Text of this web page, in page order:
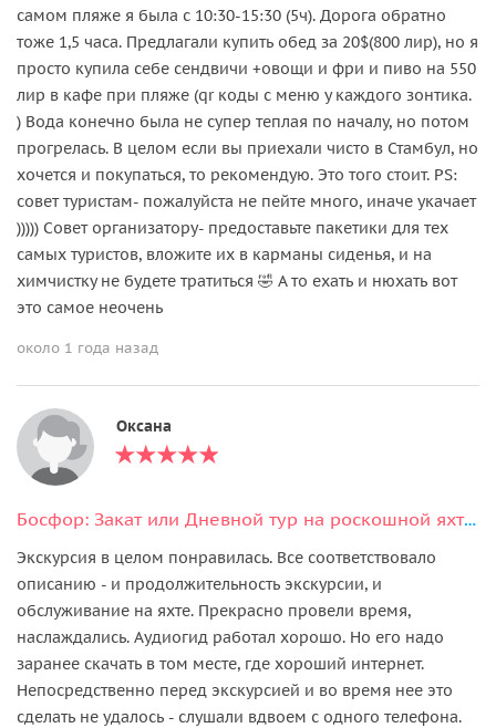
самом пляже я была с 10:30-15:30 (5ч). Дорога обратно
тоже 1,5 часа. Предлагали купить обед за 20$(800 лир), но я
просто купила себе сендвичи +овощи и фри и пиво на 550
лир в кафе при пляже (qr коды с меню у каждого зонтика.
) Вода конечно была не супер теплая по началу, но потом
прогрелась. В целом если вы приехали чисто в Стамбул, но
хочется и покупаться, то рекомендую. Это того стоит. PS:
совет туристам- пожалуйста не пейте много, иначе укачает
))))) Совет организатору- предоставьте пакетики для тех
самых туристов, вложите их в карманы сиденья, и на
химчистку не будете тратиться 🤣 А то ехать и нюхать вот
это самое неочень
около 1 года назад
Оксана
Босфор: Закат или Дневной тур на роскошной яхте с аудиогидом и закусками
Экскурсия в целом понравилась. Все соответствовало
описанию - и продолжительность экскурсии, и
обслуживание на яхте. Прекрасно провели время,
наслаждались. Аудиогид работал хорошо. Но его надо
заранее скачать в том месте, где хороший интернет.
Непосредственно перед экскурсией и во время нее это
сделать не удалось - слушали вдвоем с одного телефона.